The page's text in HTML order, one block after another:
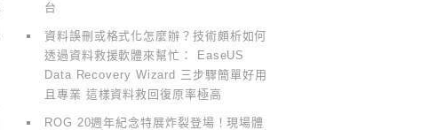
台
資料誤刪或格式化怎麼辦？技術頗析如何
透過資料救援軟體來幫忙： EaseUS
Data Recovery Wizard 三步驟簡單好用
且專業 這樣資料救回復原率極高
ROG 20週年紀念特展炸裂登場！現場體